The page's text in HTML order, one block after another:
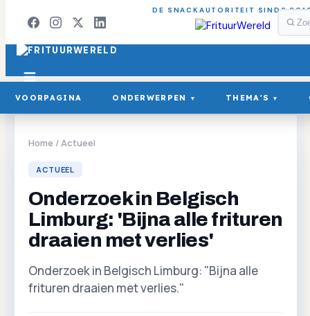
DE SNACKAUTORITEIT SINDS
VOORPAGINA ONDERWERPEN ▾ THEMA'S ▾
Home /Actueel
ACTUEEL
Onderzoek in Belgisch
Limburg: 'Bijna alle frituren
draaien met verlies'
Onderzoek in Belgisch Limburg: "Bijna alle
frituren draaien met verlies."